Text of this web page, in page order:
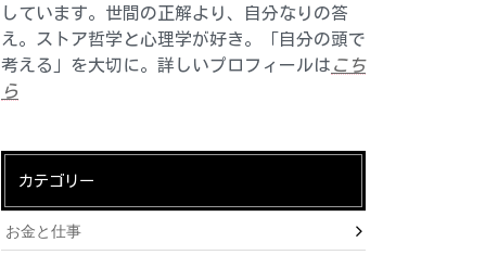
しています。世間の正解より、自分なりの答
え。ストア哲学と心理学が好き。「自分の頭で
考える」を大切に。詳しいプロフィールは こち
ら
カテゴリー
お金と仕事